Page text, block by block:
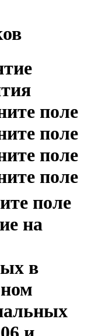
поле
поле
поле
поле
поле
на
в